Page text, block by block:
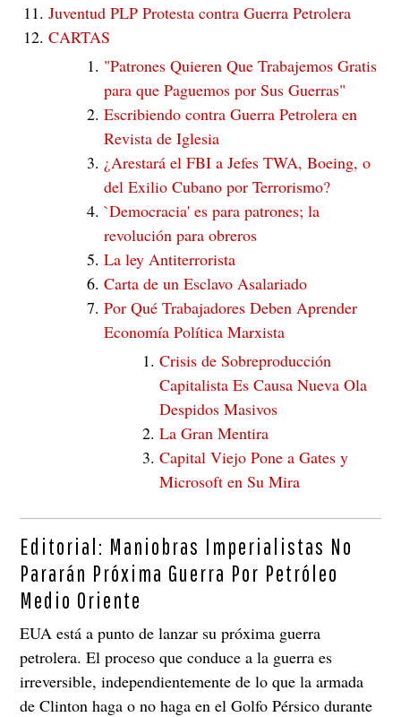
Juventud PLP Protesta contra Guerra Petrolera
CARTAS
"Patrones Quieren Que Trabajemos Gratis
para que Paguemos por Sus Guerras"
Escribiendo contra Guerra Petrolera en
Revista de Iglesia
¿Arestará el FBI a Jefes TWA, Boeing, o
del Exilio Cubano por Terrorismo?
`Democracia' es para patrones; la
revolución para obreros
La ley Antiterrorista
Carta de un Esclavo Asalariado
Por Qué Trabajadores Deben Aprender
Economía Política Marxista
Crisis de Sobreproducción
Capitalista Es Causa Nueva Ola
Despidos Masivos
La Gran Mentira
Capital Viejo Pone a Gates y
Microsoft en Su Mira
Editorial: Maniobras Imperialistas No
Pararán Próxima Guerra Por Petróleo
Medio Oriente
EUA está a punto de lanzar su próxima guerra
petrolera. El proceso que conduce a la guerra es
irreversible, independientemente de lo que la armada
de Clinton haga o no haga en el Golfo Pérsico durante